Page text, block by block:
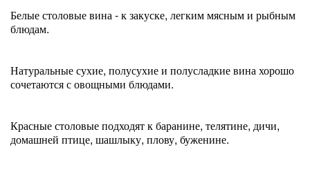
Белые столовые вина - к закуске, легким мясным и рыбным
блюдам.
Натуральные сухие, полусухие и полусладкие вина хорошо
сочетаются с овощными блюдами.
Красные столовые подходят к баранине, телятине, дичи,
домашней птице, шашлыку, плову, буженине.